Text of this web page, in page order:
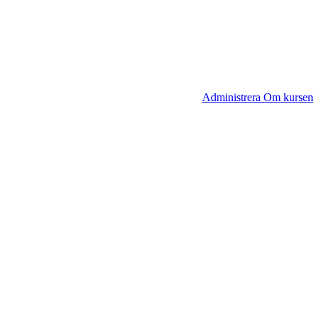
Administrera Om kursen